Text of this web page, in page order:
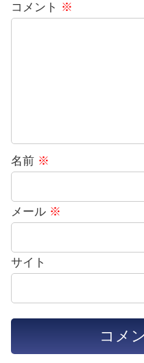
コメント ※
名前 ※
メール ※
サイト